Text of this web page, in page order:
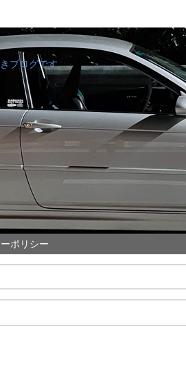
ブログです。
ポリシー